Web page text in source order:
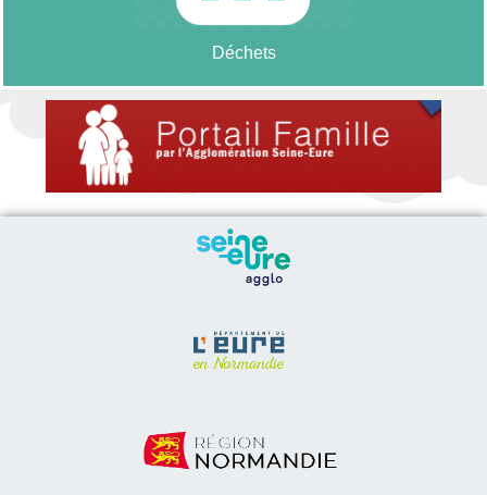
Déchets